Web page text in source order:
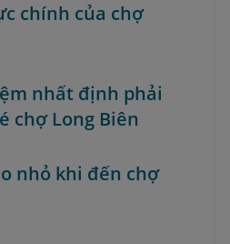
chính của chợ
nhất định phải
chợ Long Biên
nhỏ khi đến chợ